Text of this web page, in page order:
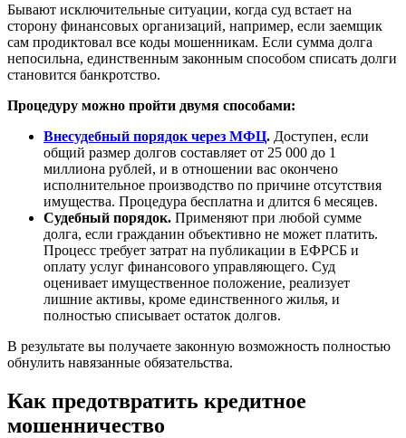
Бывают исключительные ситуации, когда суд встает на
сторону финансовых организаций, например, если заемщик
сам продиктовал все коды мошенникам. Если сумма долга
непосильна, единственным законным способом списать долги
становится банкротство.
Процедуру можно пройти двумя способами:
Внесудебный порядок через МФЦ. Доступен, если
общий размер долгов составляет от 25 000 до 1
миллиона рублей, и в отношении вас окончено
исполнительное производство по причине отсутствия
имущества. Процедура бесплатна и длится 6 месяцев.
Судебный порядок. Применяют при любой сумме
долга, если гражданин объективно не может платить.
Процесс требует затрат на публикации в ЕФРСБ и
оплату услуг финансового управляющего. Суд
оценивает имущественное положение, реализует
лишние активы, кроме единственного жилья, и
полностью списывает остаток долгов.
В результате вы получаете законную возможность полностью
обнулить навязанные обязательства.
Как предотвратить кредитное
мошенничество